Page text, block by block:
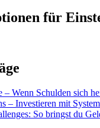
für
Wenn Schulden sich
– Investieren mit
So bringst du